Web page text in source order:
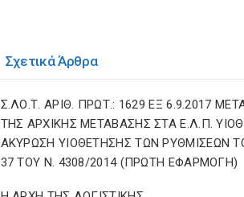
Σχετικά Άρθρα
Σ.ΛΟ.Τ. ΑΡΙΘ. ΠΡΩΤ.: 1629 ΕΞ 6.9.2017
ΤΗΣ ΑΡΧΙΚΗΣ ΜΕΤΑΒΑΣΗΣ ΣΤΑ Ε.Λ.Π.
ΑΚΥΡΩΣΗ ΥΙΟΘΕΤΗΣΗΣ ΤΩΝ ΡΥΘΜΙΣΕΩΝ
37 ΤΟΥ Ν. 4308/2014 (ΠΡΩΤΗ ΕΦΑΡΜΟΓΗ)